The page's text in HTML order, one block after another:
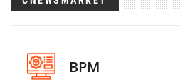
BPM